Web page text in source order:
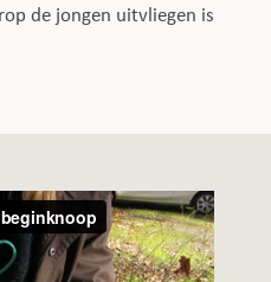
de jongen uitvliegen is